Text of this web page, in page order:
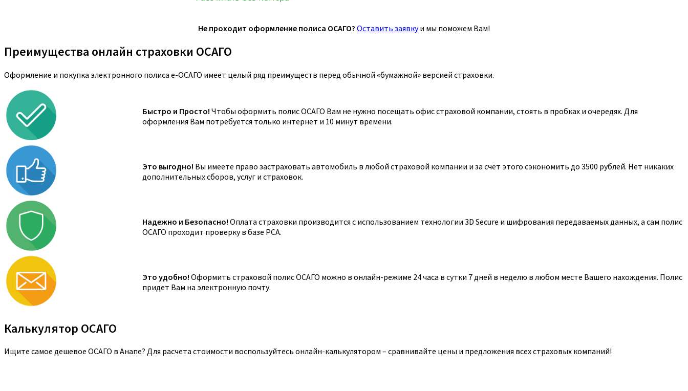
Не проходит оформление полиса ОСАГО? Оставить заявкуи мы поможем Вам!
Преимущества онлайн страховки ОСАГО
Оформление и покупка электронного полиса е-ОСАГО имеет целый ряд преимуществ перед обычной «бумажной» версией страховки.
Быстро и Просто! Чтобы оформить полис ОСАГО Вам не нужно посещать офис страховой компании, стоять в пробках и очередях. Для
оформления Вам потребуется только интернет и 10 минут времени.
Это выгодно! Вы имеете право застраховать автомобиль в любой страховой компании и за счёт этого сэкономить до 3500 рублей. Нет никаких
дополнительных сборов, услуг и страховок.
Надежно и Безопасно! Оплата страховки производится с использованием технологии 3D Secure и шифрования передаваемых данных, а сам полис
ОСАГО проходит проверку в базе РСА.
Это удобно! Оформить страховой полис ОСАГО можно в онлайн-режиме 24 часа в сутки 7 дней в неделю в любом месте Вашего нахождения. Полис
придет Вам на электронную почту.
Калькулятор ОСАГО
Ищите самое дешевое ОСАГО в Анапе? Для расчета стоимости воспользуйтесь онлайн-калькулятором – сравнивайте цены и предложения всех страховых компаний!